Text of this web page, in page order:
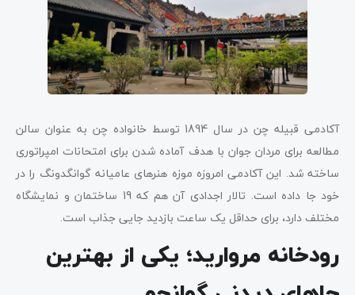
آکادمی قبیله چن در سال 1894 توسط خانواده چن به عنوان سالن
مطالعه برای مردان جوان با هدف آماده شدن برای امتحانات امپراتوری
ساخته شد. این آکادمی امروزه موزه هنرهای عامیانه گوانگدونگ را در
خود جا داده است. تالار اجدادی آن هم که 19 ساختمان و نمایشگاه
مختلف دارد، برای حداقل یک ساعت بازدید جایی جذاب است.
رودخانه مروارید؛ یکی از بهترین